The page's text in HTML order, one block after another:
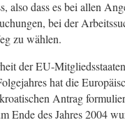
also dass es bei allen
bei der
zu wählen.
der EU-
hat die
Antrag
Ende des Jahres 2004